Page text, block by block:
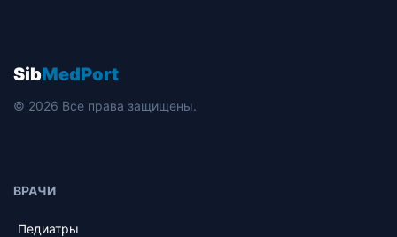
SibMedPort
© 2026 Все права защищены.
ВРАЧИ
Педиатры